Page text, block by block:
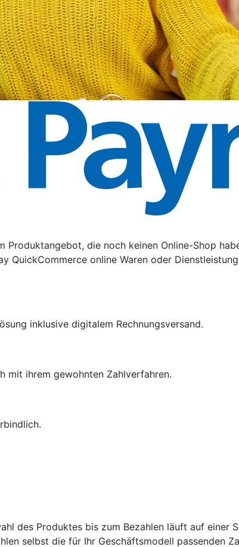
die noch keinen Online-Shop
QuickCommerce online Waren oder
inklusive digitalem Rechnungsversand.
mit ihrem gewohnten Zahlverfahren.
des Produktes bis zum Bezahlen läuft auf einer
selbst die für Ihr Geschäftsmodell passenden